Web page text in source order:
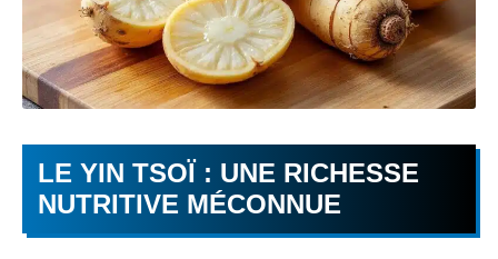
LE YIN TSOÏ : UNE RICHESSE
NUTRITIVE MÉCONNUE